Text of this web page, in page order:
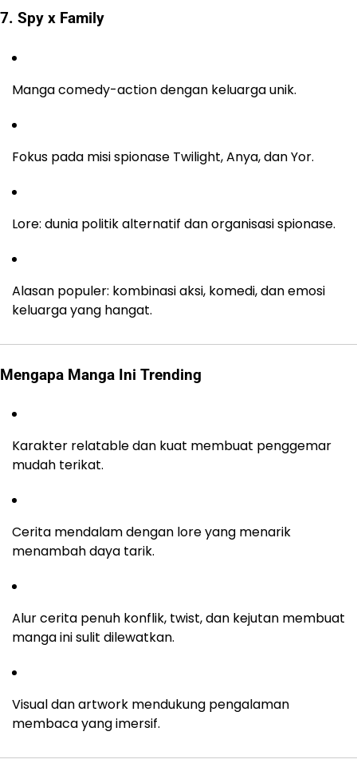
7. Spy x Family
Manga comedy-action dengan keluarga unik.
Fokus pada misi spionase Twilight, Anya, dan Yor.
Lore: dunia politik alternatif dan organisasi spionase.
Alasan populer: kombinasi aksi, komedi, dan emosi
keluarga yang hangat.
Mengapa Manga Ini Trending
Karakter relatable dan kuat membuat penggemar
mudah terikat.
Cerita mendalam dengan lore yang menarik
menambah daya tarik.
Alur cerita penuh konflik, twist, dan kejutan membuat
manga ini sulit dilewatkan.
Visual dan artwork mendukung pengalaman
membaca yang imersif.